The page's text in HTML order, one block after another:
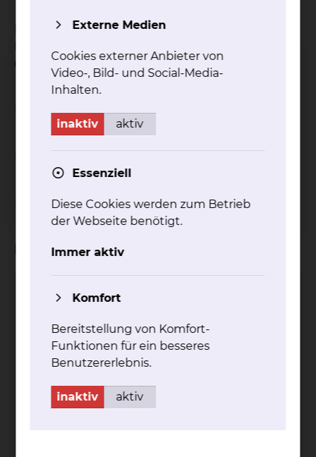
Das Klinikum Braunschweig ist ermächtigt, die
durchzuführen.
Weiterbildungsziel
Weiterbildungszeit
Weiterbildungsinhalt
Kliniken
Anästhesiologie
Externe Medien
Cookies externer Anbieter von
Video-, Bild- und Social-Media-
Inhalten.
inaktiv aktiv
Essenziell
Diese Cookies werden zum Betrieb
der Webseite benötigt.
Immer aktiv
Komfort
Bereitstellung von Komfort-
Funktionen für ein besseres
Benutzererlebnis.
inaktiv aktiv